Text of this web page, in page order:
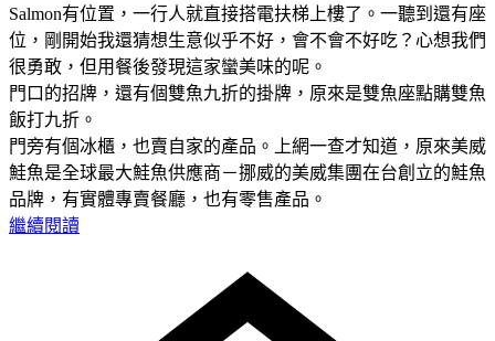
Salmon有位置，一行人就直接搭電扶梯上樓了。一聽到還有座
位，剛開始我還猜想生意似乎不好，會不會不好吃？心想我們
很勇敢，但用餐後發現這家蠻美味的呢。
門口的招牌，還有個雙魚九折的掛牌，原來是雙魚座點購雙魚
飯打九折。
門旁有個冰櫃，也賣自家的產品。上網一查才知道，原來美威
鮭魚是全球最大鮭魚供應商－挪威的美威集團在台創立的鮭魚
品牌，有實體專賣餐廳，也有零售產品。
繼續閱讀